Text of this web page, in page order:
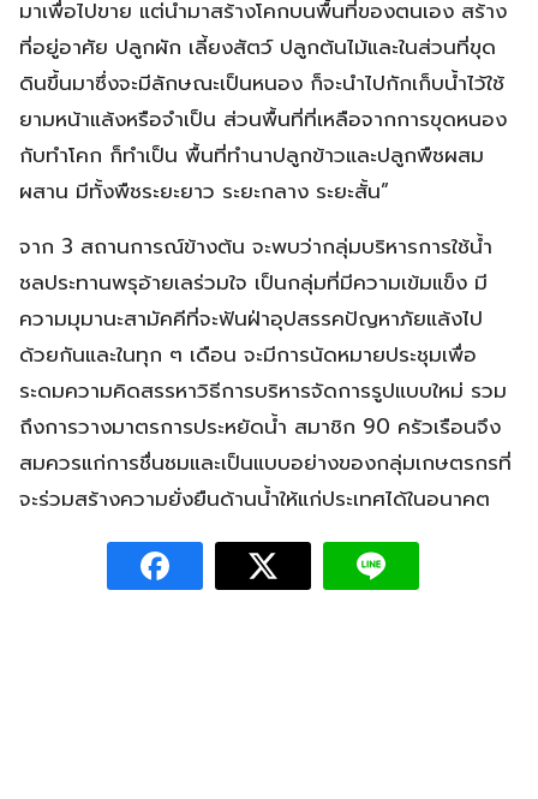
มาเพื่อไปขาย แต่นำมาสร้างโคกบนพื้นที่ของตนเอง สร้าง
ที่อยู่อาศัย ปลูกผัก เลี้ยงสัตว์ ปลูกต้นไม้และในส่วนที่ขุด
ดินขึ้นมาซึ่งจะมีลักษณะเป็นหนอง ก็จะนำไปกักเก็บน้ำไว้ใช้
ยามหน้าแล้งหรือจำเป็น ส่วนพื้นที่ที่เหลือจากการขุดหนอง
กับทำโคก ก็ทำเป็น พื้นที่ทำนาปลูกข้าวและปลูกพืชผสม
ผสาน มีทั้งพืชระยะยาว ระยะกลาง ระยะสั้น”
จาก 3 สถานการณ์ข้างต้น จะพบว่ากลุ่มบริหารการใช้น้ำ
ชลประทานพรุอ้ายเลร่วมใจ เป็นกลุ่มที่มีความเข้มแข็ง มี
ความมุมานะสามัคคีที่จะฟันฝ่าอุปสรรคปัญหาภัยแล้งไป
ด้วยกันและในทุก ๆ เดือน จะมีการนัดหมายประชุมเพื่อ
ระดมความคิดสรรหาวิธีการบริหารจัดการรูปแบบใหม่ รวม
ถึงการวางมาตรการประหยัดน้ำ สมาชิก 90 ครัวเรือนจึง
สมควรแก่การชื่นชมและเป็นแบบอย่างของกลุ่มเกษตรกรที่
จะร่วมสร้างความยั่งยืนด้านน้ำให้แก่ประเทศได้ในอนาคต